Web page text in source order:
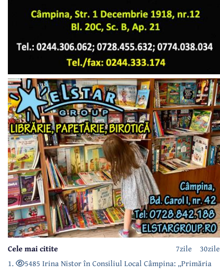
30zile
7zile
Cele mai citite
1.
5485 Irina Nistor în Consiliul Local Câmpina: „Primăria